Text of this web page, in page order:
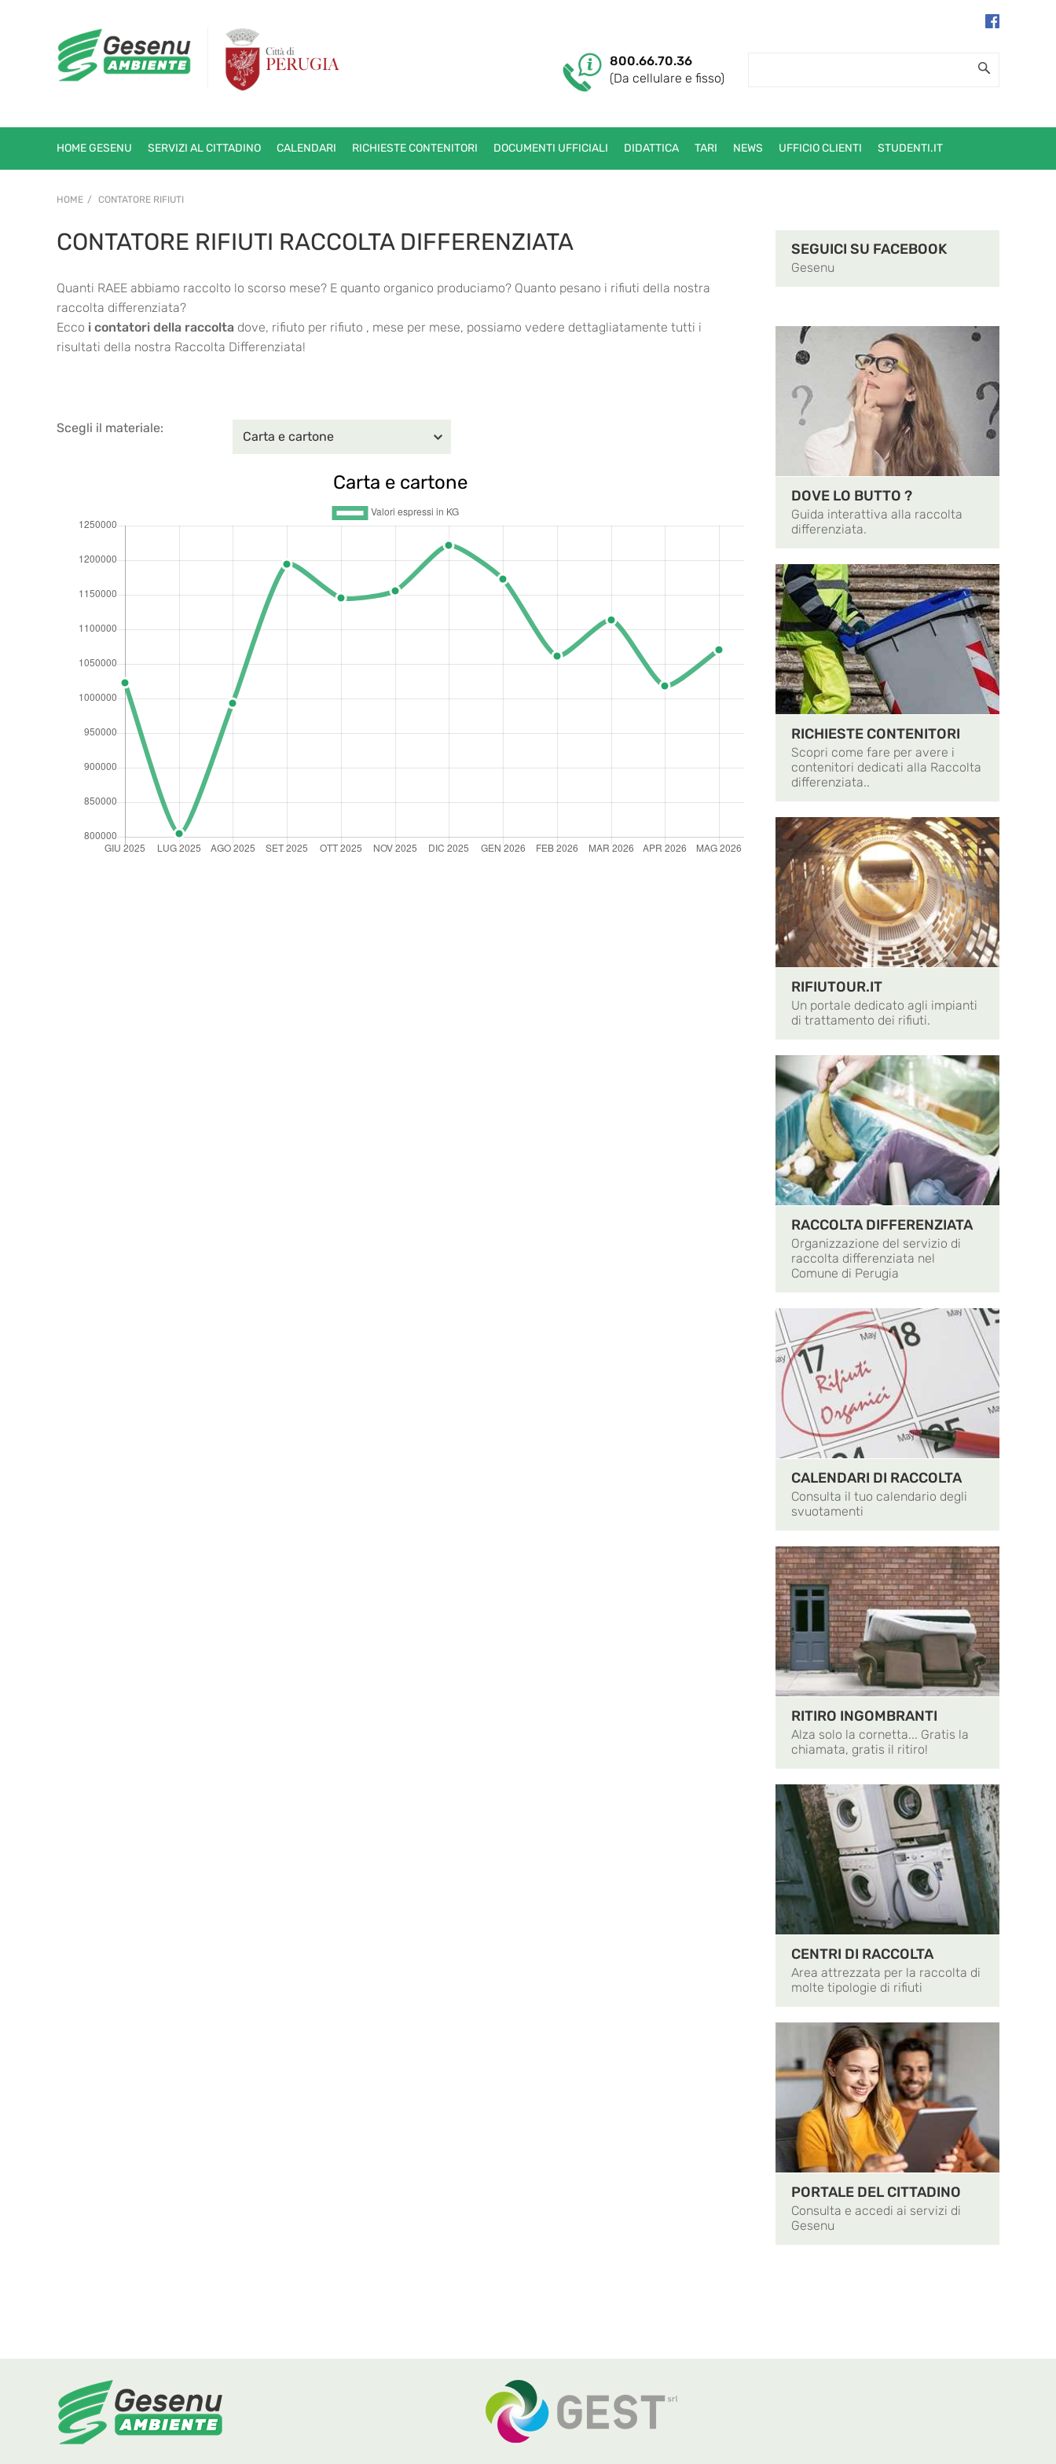
800.66.70.36
(Da cellulare e fisso)
HOME GESENU SERVIZI AL CITTADINO CALENDARI RICHIESTE CONTENITORI DOCUMENTI UFFICIALI DIDATTICA TARI NEWS UFFICIO CLIENTI STUDENTI.IT
HOME CONTATORE RIFIUTI
CONTATORE RIFIUTI RACCOLTA DIFFERENZIATA
Quanti RAEE abbiamo raccolto lo scorso mese? E quanto organico produciamo? Quanto pesano i rifiuti della nostra
raccolta differenziata?
Ecco i contatori della raccolta dove, rifiuto per rifiuto , mese per mese, possiamo vedere dettagliatamente tutti i
risultati della nostra Raccolta Differenziata!
Scegli il materiale:
SEGUICI SU FACEBOOK
Gesenu
DOVE LO BUTTO ?
Guida interattiva alla raccolta
differenziata.
RICHIESTE CONTENITORI
Scopri come fare per avere i
contenitori dedicati alla Raccolta
differenziata..
RIFIUTOUR.IT
Un portale dedicato agli impianti
di trattamento dei rifiuti.
RACCOLTA DIFFERENZIATA
Organizzazione del servizio di
raccolta differenziata nel
Comune di Perugia
CALENDARI DI RACCOLTA
Consulta il tuo calendario degli
svuotamenti
RITIRO INGOMBRANTI
Alza solo la cornetta... Gratis la
chiamata, gratis il ritiro!
CENTRI DI RACCOLTA
Area attrezzata per la raccolta di
molte tipologie di rifiuti
PORTALE DEL CITTADINO
Consulta e accedi ai servizi di
Gesenu